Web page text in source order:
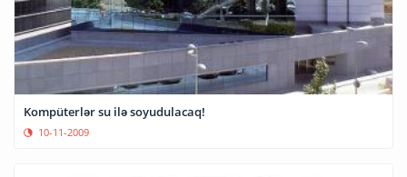
Kompüterlər su ilə soyudulacaq!
10-11-2009